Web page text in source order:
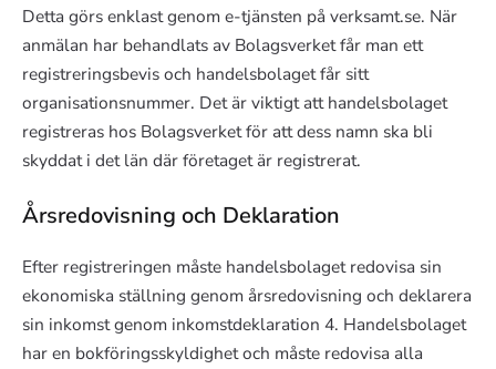
Detta görs enklast genom e-tjänsten på verksamt.se. När
anmälan har behandlats av Bolagsverket får man ett
registreringsbevis och handelsbolaget får sitt
organisationsnummer. Det är viktigt att handelsbolaget
registreras hos Bolagsverket för att dess namn ska bli
skyddat i det län där företaget är registrerat.
Årsredovisning och Deklaration
Efter registreringen måste handelsbolaget redovisa sin
ekonomiska ställning genom årsredovisning och deklarera
sin inkomst genom inkomstdeklaration 4. Handelsbolaget
har en bokföringsskyldighet och måste redovisa alla